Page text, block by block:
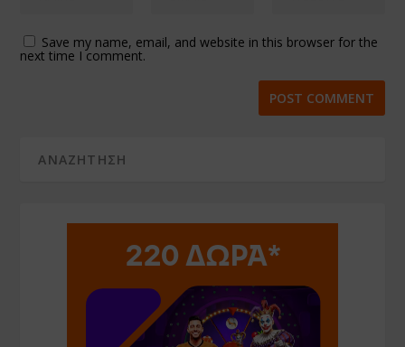
Save my name, email, and website in this browser for the
next time I comment.